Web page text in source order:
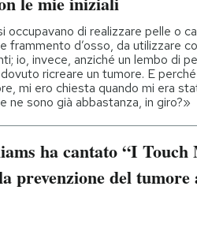
occupavano di realizzare pelle o
frammento d’osso, da utilizzare
io, invece, anziché un lembo di
ricreare un tumore. E
mi ero chiesta quando mi era
ne sono già abbastanza, in giro?»
ha cantato “I Touch
prevenzione del tumore